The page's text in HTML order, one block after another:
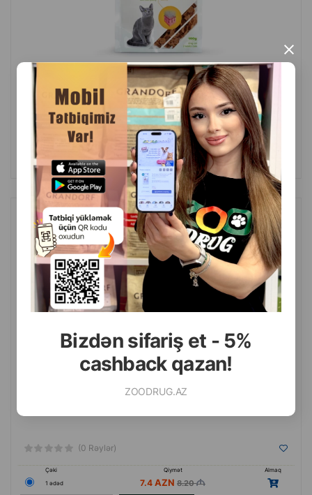
Bizdən sifariş et - 5%
cashback qazan!
ZOODRUG.AZ
×
(0 Rəylər)
Çəki Qiymət
7.4 8.30
ALMAQ
Canvit Hairball Control qəlyanaltısı – tüklərin yumşaq çıxarılması üçün
yarı-nəm funksional ləzzətlər, 100 q.
-9.76%
(0 Rəylər)
Çəki Qiymət
Almaq
1 ədəd
7.4 8.20